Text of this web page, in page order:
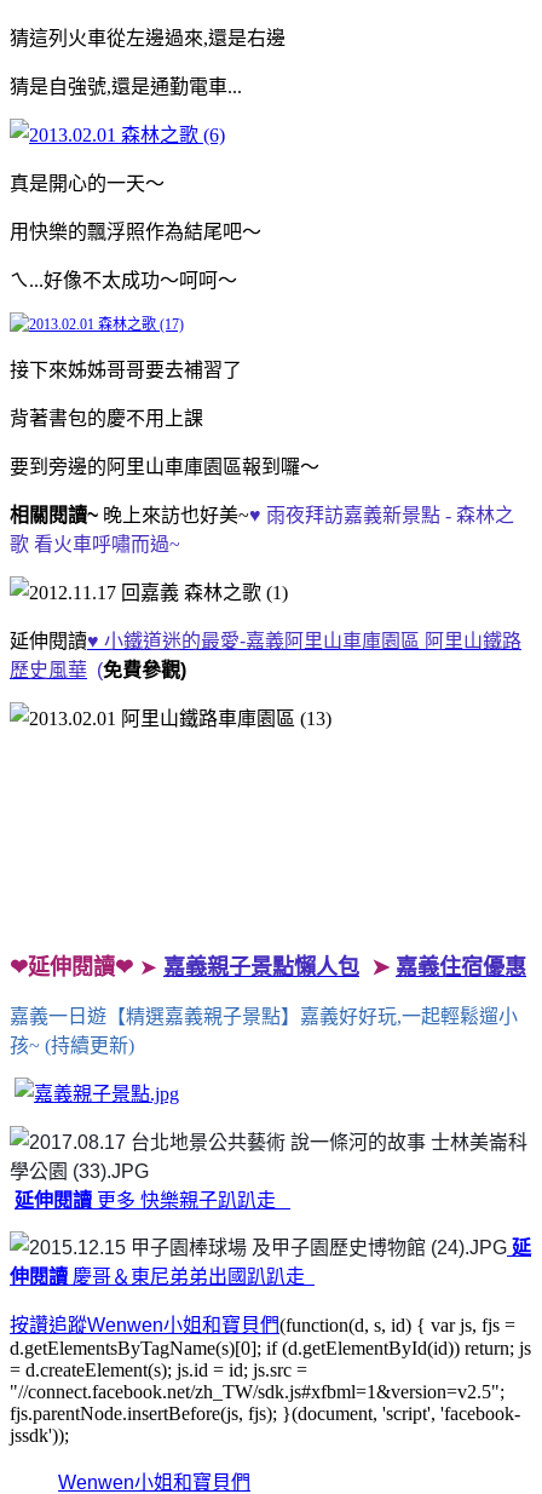
猜這列火車從左邊過來,還是右邊
猜是自強號,還是通勤電車...
真是開心的一天～
用快樂的飄浮照作為結尾吧～
ㄟ...好像不太成功～呵呵～
接下來姊姊哥哥要去補習了
背著書包的慶不用上課
要到旁邊的阿里山車庫園區報到囉～
相關閱讀~ 晚上來訪也好美~♥ 雨夜拜訪嘉義新景點 - 森林之
歌 看火車呼嘯而過~
延伸閱讀♥ 小鐵道迷的最愛-嘉義阿里山車庫園區 阿里山鐵路
歷史風華 (免費參觀)
❤延伸閱讀❤ ➤ 嘉義親子景點懶人包 ➤ 嘉義住宿優惠
嘉義一日遊【精選嘉義親子景點】嘉義好好玩,一起輕鬆遛小
孩~ (持續更新)
延伸閱讀 更多 快樂親子趴趴走
延
伸閱讀 慶哥＆東尼弟弟出國趴趴走
按讚追蹤Wenwen小姐和寶貝們(function(d, s, id) { var js, fjs =
d.getElementsByTagName(s)[0]; if (d.getElementById(id)) return; js
= d.createElement(s); js.id = id; js.src =
"//connect.facebook.net/zh_TW/sdk.js#xfbml=1&version=v2.5";
fjs.parentNode.insertBefore(js, fjs); }(document, 'script', 'facebook-
jssdk'));
Wenwen小姐和寶貝們